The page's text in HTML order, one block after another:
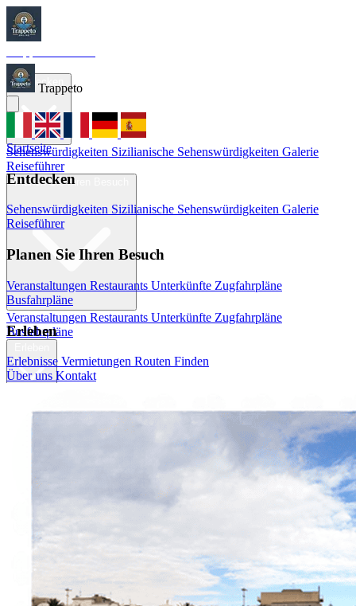
Startseite
Sehenswürdigkeiten Sizilianische Sehenswürdigkeiten Galerie
Reiseführer
Veranstaltungen Restaurants Unterkünfte Zugfahrpläne
Busfahrpläne
Über uns
Italiano Français Deutsch Español
Menu
Trappeto
Startseite
Entdecken
Sehenswürdigkeiten Sizilianische Sehenswürdigkeiten Galerie
Reiseführer
Planen Sie Ihren Besuch
Veranstaltungen Restaurants Unterkünfte Zugfahrpläne
Busfahrpläne
Erleben
Erlebnisse Vermietungen Routen Finden
Über uns Kontakt